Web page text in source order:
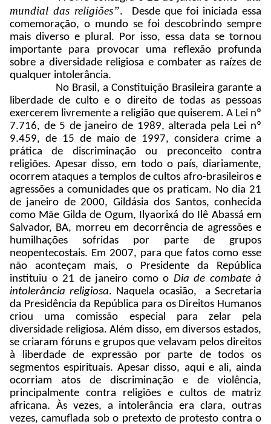
mundial das religiões”. Desde que foi iniciada essa
comemoração, o mundo se foi descobrindo sempre
mais diverso e plural. Por isso, essa data se tornou
importante para provocar uma reflexão profunda
sobre a diversidade religiosa e combater as raízes de
qualquer intolerância.
No Brasil, a Constituição Brasileira garante a
liberdade de culto e o direito de todas as pessoas
exercerem livremente a religião que quiserem. A Lei nº
7.716, de 5 de janeiro de 1989, alterada pela Lei nº
9.459, de 15 de maio de 1997, considera crime a
prática de discriminação ou preconceito contra
religiões. Apesar disso, em todo o país, diariamente,
ocorrem ataques a templos de cultos afro-brasileiros e
agressões a comunidades que os praticam. No dia 21
de janeiro de 2000, Gildásia dos Santos, conhecida
como Mãe Gilda de Ogum, Ilyaorixá do Ilê Abassá em
Salvador, BA, morreu em decorrência de agressões e
humilhações sofridas por parte de grupos
neopentecostais. Em 2007, para que fatos como esse
não aconteçam mais, o Presidente da República
instituiu o 21 de janeiro como o Dia de combate à
intolerância religiosa. Naquela ocasião, a Secretaria
da Presidência da República para os Direitos Humanos
criou uma comissão especial para zelar pela
diversidade religiosa. Além disso, em diversos estados,
se criaram fóruns e grupos que velavam pelos direitos
à liberdade de expressão por parte de todos os
segmentos espirituais. Apesar disso, aqui e ali, ainda
ocorriam atos de discriminação e de violência,
principalmente contra religiões e cultos de matriz
africana. Às vezes, a intolerância era clara, outras
vezes, camuflada sob o pretexto de protesto contra o